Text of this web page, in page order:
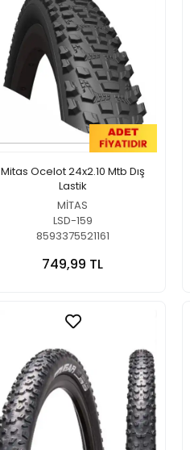
Mitas Ocelot 24x2.10 Mtb Dış
Lastik
MİTAS
LSD-159
8593375521161
749,99 TL